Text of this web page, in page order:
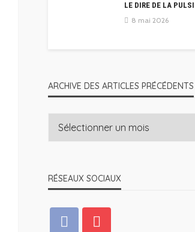
LE DIRE DE LA
8 mai 2026
ARCHIVE DES ARTICLES PRÉCÉDENTS
RÉSEAUX SOCIAUX